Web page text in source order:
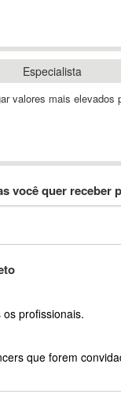
(AWT)
Especialista
valores mais elevados
você quer receber
profissionais.
que forem